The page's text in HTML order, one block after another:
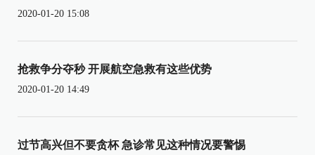
2020-01-20 15:08
抢救争分夺秒 开展航空急救有这些优势
2020-01-20 14:49
过节高兴但不要贪杯 急诊常见这种情况要警惕